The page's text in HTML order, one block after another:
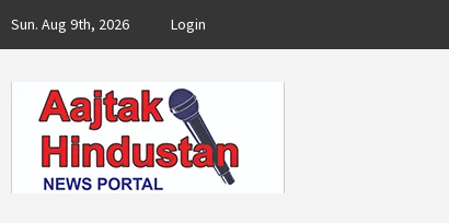
Sun. Aug 9th, 2026 Login